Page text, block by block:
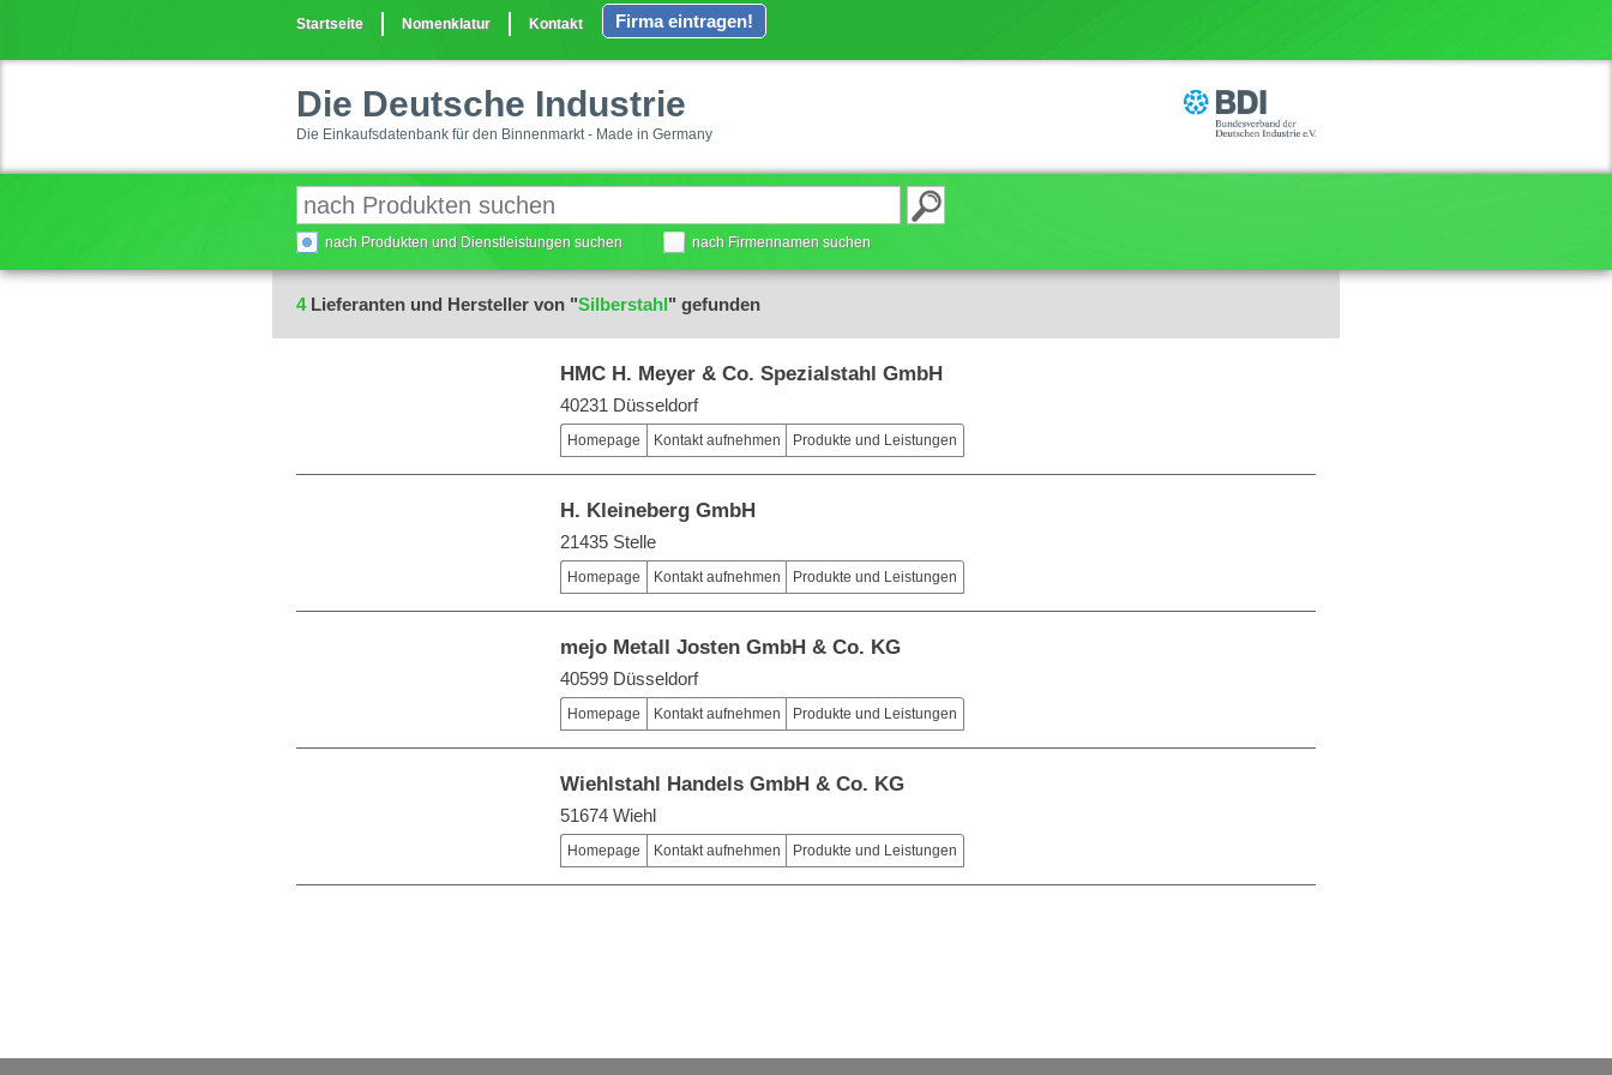
Startseite Nomenklatur Kontakt Firma eintragen!
Die Deutsche Industrie
Die Einkaufsdatenbank für den Binnenmarkt - Made in Germany
nach Produkten und Dienstleistungen suchen nach Firmennamen suchen
4Lieferanten und Hersteller von "Silberstahl" gefunden
HMC H. Meyer & Co. Spezialstahl GmbH
40231 Düsseldorf
Homepage Kontakt aufnehmen Produkte und Leistungen
H. Kleineberg GmbH
21435 Stelle
Homepage Kontakt aufnehmen Produkte und Leistungen
mejo Metall Josten GmbH & Co. KG
40599 Düsseldorf
Homepage Kontakt aufnehmen Produkte und Leistungen
Wiehlstahl Handels GmbH & Co. KG
51674 Wiehl
Homepage Kontakt aufnehmen Produkte und Leistungen